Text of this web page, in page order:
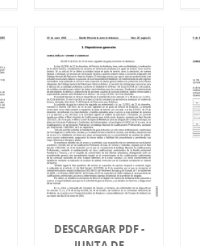
DESCARGAR PDF -